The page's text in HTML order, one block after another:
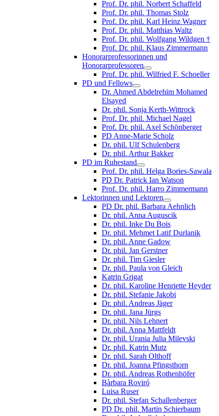
Prof. Dr. phil. Norbert Schaffeld
Prof. Dr. phil. Thomas Stolz
Prof. Dr. phil. Karl Heinz Wagner
Prof. Dr. phil. Matthias Waltz
Prof. Dr. phil. Wolfgang Wildgen †
Prof. Dr. phil. Klaus Zimmermann
Honorarprofessorinnen und
Honorarprofessoren
Prof. Dr. phil. Wilfried F. Schoeller
PD und Fellows
Dr. Ahmed Abdelrehim Mohamed
Elsayed
Dr. phil. Sonja Kerth-Wittrock
Prof. Dr. phil. Michael Nagel
Prof. Dr. phil. Axel Schönberger
PD Anne-Marie Scholz
Dr. phil. Ulf Schulenberg
Dr. phil. Arthur Bakker
PD im Ruhestand
Prof. Dr. phil. Helga Bories-Sawala
PD Dr. Patrick Ian Watson
Prof. Dr. phil. Harro Zimmermann
Lektorinnen und Lektoren
PD Dr. phil. Barbara Aehnlich
Dr. phil. Anna Auguscik
Dr. phil. Inke Du Bois
Dr. phil. Mehmet Latif Durlanik
Dr. phil. Anne Gadow
Dr. phil. Jan Gerstner
Dr. phil. Tim Giesler
Dr. phil. Paula von Gleich
Katrin Grigat
Dr. phil. Karoline Henriette Heyder
Dr. phil. Stefanie Jakobi
Dr. phil. Andreas Jäger
Dr. phil. Jana Jürgs
Dr. phil. Nils Lehnert
Dr. phil. Anna Mattfeldt
Dr. phil. Urania Julia Milevski
Dr. phil. Katrin Mutz
Dr. phil. Sarah Olthoff
Dr. phil. Joanna Pfingsthorn
Dr. phil. Andreas Rothenhöfer
Bàrbara Roviró
Luisa Ruser
Dr. phil. Stefan Schallenberger
PD Dr. phil. Martin Schierbaum